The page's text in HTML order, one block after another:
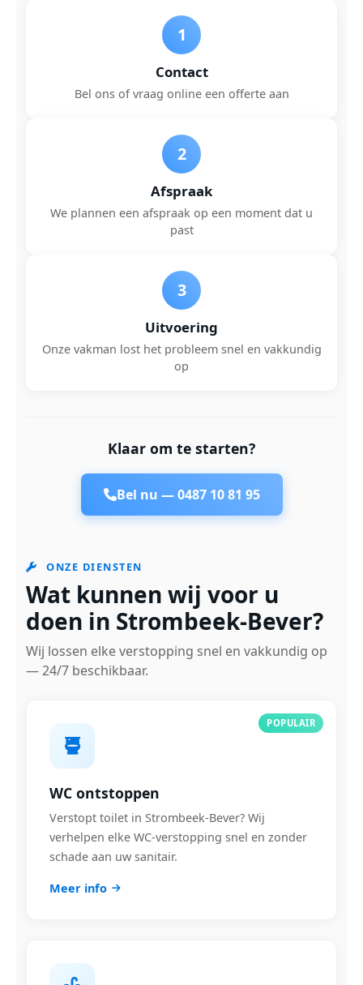
1
Contact
Bel ons of vraag online een offerte aan
2
Afspraak
We plannen een afspraak op een moment dat u
past
3
Uitvoering
Onze vakman lost het probleem snel en vakkundig
op
Klaar om te starten?
Bel nu —0487 10 81 95
ONZE DIENSTEN
Wat kunnen wij voor u
doen in Strombeek-Bever?
Wij lossen elke verstopping snel en vakkundig op
— 24/7 beschikbaar.
POPULAIR
WC ontstoppen
Verstopt toilet in Strombeek-Bever? Wij
verhelpen elke WC-verstopping snel en zonder
schade aan uw sanitair.
Meer info